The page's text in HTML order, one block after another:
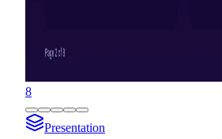
8
Presentation